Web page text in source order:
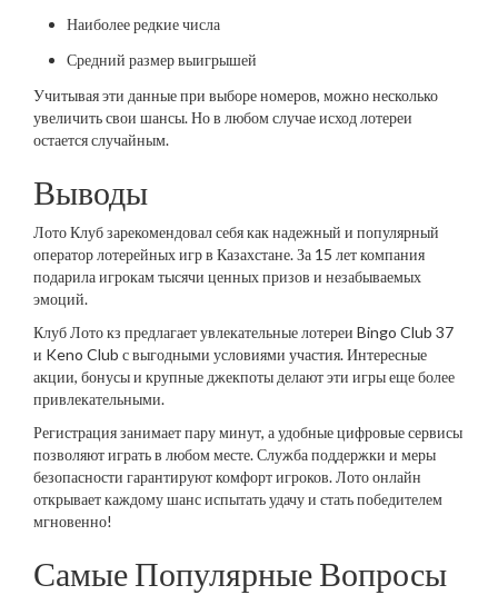
Наиболее редкие числа
Средний размер выигрышей
Учитывая эти данные при выборе номеров, можно несколько
увеличить свои шансы. Но в любом случае исход лотереи
остается случайным.
Выводы
Лото Клуб зарекомендовал себя как надежный и популярный
оператор лотерейных игр в Казахстане. За 15 лет компания
подарила игрокам тысячи ценных призов и незабываемых
эмоций.
Клуб Лото кз предлагает увлекательные лотереи Bingo Club 37
и Keno Club с выгодными условиями участия. Интересные
акции, бонусы и крупные джекпоты делают эти игры еще более
привлекательными.
Регистрация занимает пару минут, а удобные цифровые сервисы
позволяют играть в любом месте. Служба поддержки и меры
безопасности гарантируют комфорт игроков. Лото онлайн
открывает каждому шанс испытать удачу и стать победителем
мгновенно!
Самые Популярные Вопросы